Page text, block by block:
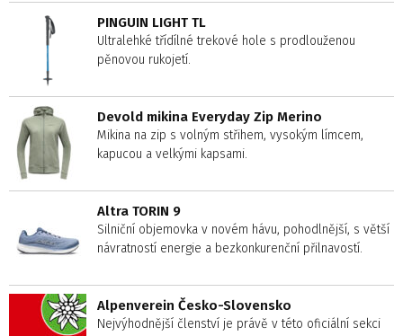
PINGUIN LIGHT TL
Ultralehké třídílné trekové hole s prodlouženou
pěnovou rukojetí.
Devold mikina Everyday Zip Merino
Mikina na zip s volným střihem, vysokým límcem,
kapucou a velkými kapsami.
Altra TORIN 9
Silniční objemovka v novém hávu, pohodlnější, s větší
návratností energie a bezkonkurenční přilnavostí.
Alpenverein Česko-Slovensko
Nejvýhodnější členství je právě v této oficiální sekci